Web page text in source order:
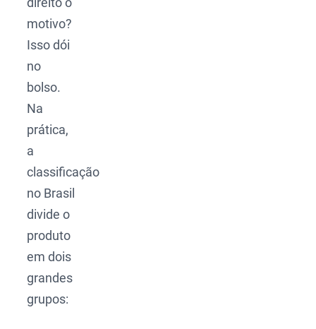
motivo?
Isso dói
no
bolso.
Na
prática,
a
classificação
no Brasil
divide o
produto
em dois
grandes
grupos: